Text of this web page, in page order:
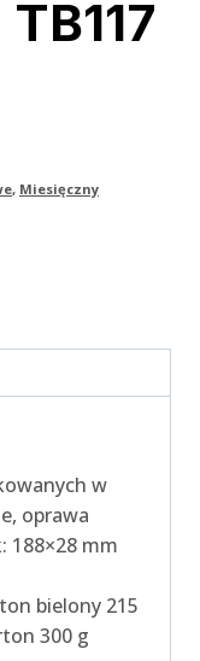
, Miesięczny
w
oprawa
188×28 mm
bielony 215
300 g